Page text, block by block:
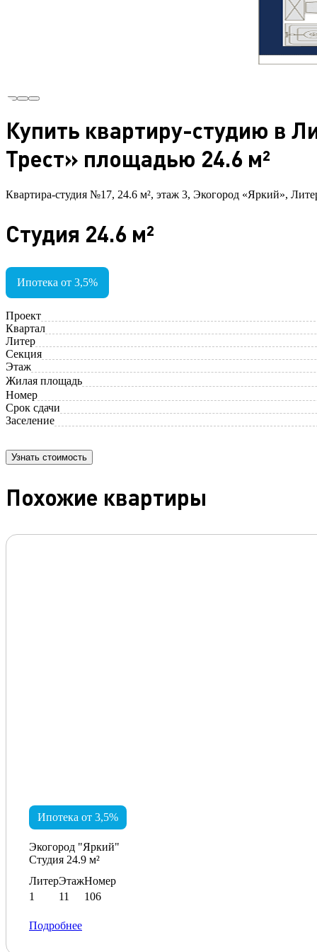
Купить квартиру-студию в
Трест» площадью 24.6 м²
Квартира-студия №17, 24.6 м², этаж 3, Экогород «Яркий»,
Студия 24.6 м²
Ипотека от 3,5%
Проект
Квартал
Литер
Секция
Этаж
Жилая площадь
Номер
Срок сдачи
Заселение
Узнать стоимость
Похожие квартиры
Ипотека от 3,5%
Экогород "Яркий"
Студия 24.9 м²
Литер
1
Этаж
11
Номер
106
Подробнее